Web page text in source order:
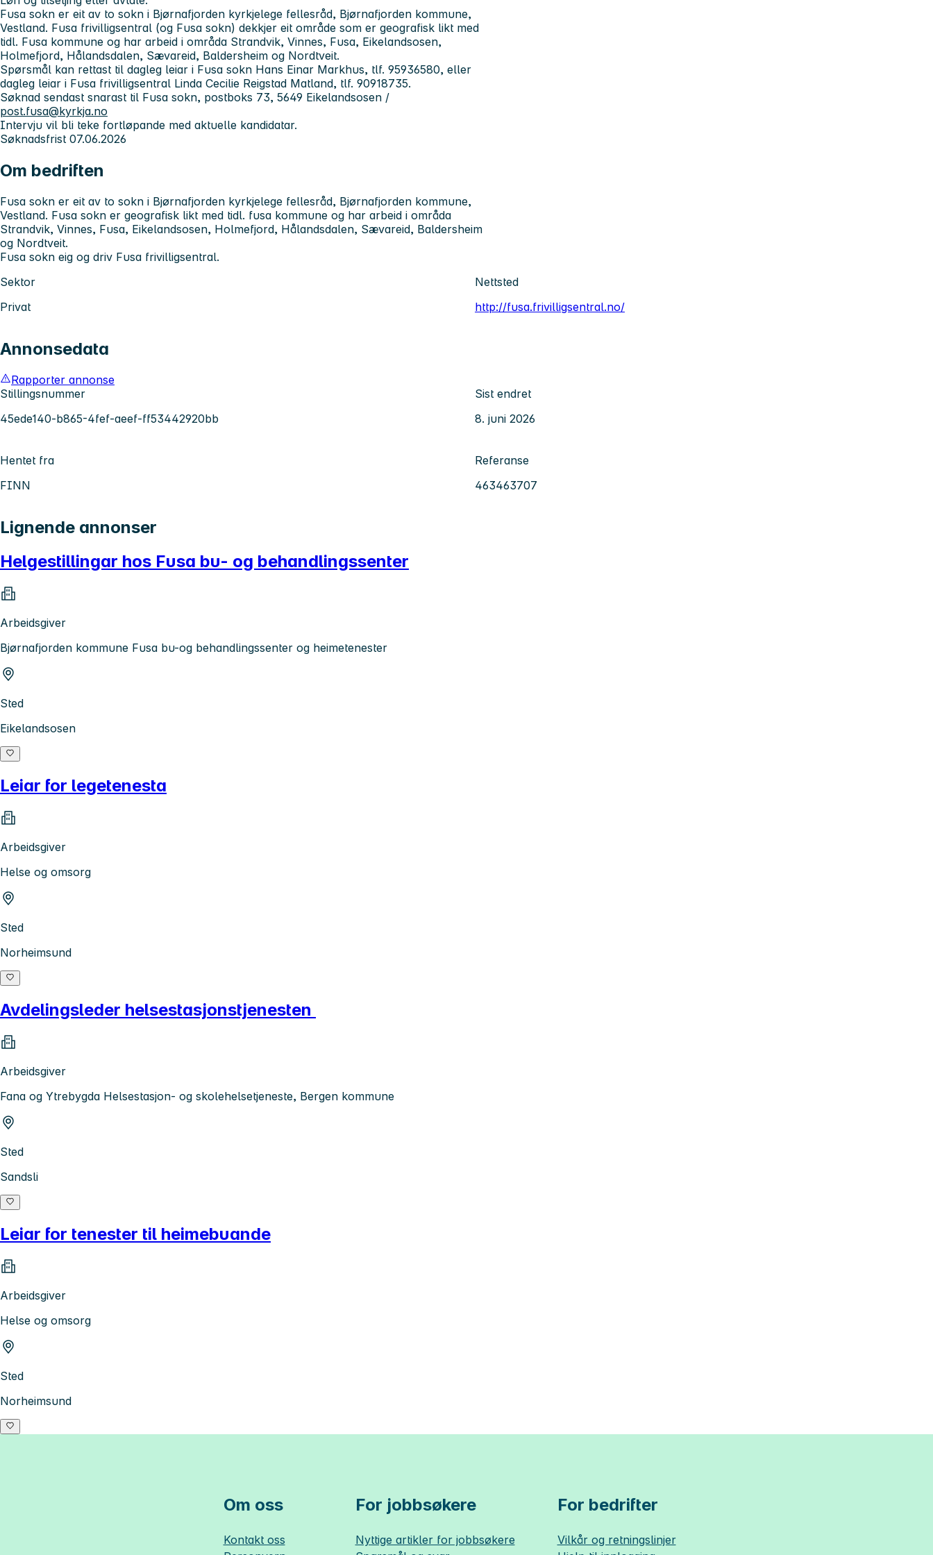
Fusa sokn er eit av to sokn i Bjørnafjorden kyrkjelege fellesråd, Bjørnafjorden kommune,
Vestland. Fusa frivilligsentral (og Fusa sokn) dekkjer eit område som er geografisk likt med
tidl. Fusa kommune og har arbeid i områda Strandvik, Vinnes, Fusa, Eikelandsosen,
Holmefjord, Hålandsdalen, Sævareid, Baldersheim og Nordtveit.
Spørsmål kan rettast til dagleg leiar i Fusa sokn Hans Einar Markhus, tlf. 95936580, eller
dagleg leiar i Fusa frivilligsentral Linda Cecilie Reigstad Matland, tlf. 90918735.
Søknad sendast snarast til Fusa sokn, postboks 73, 5649 Eikelandsosen /
post.fusa@kyrkja.no
Intervju vil bli teke fortløpande med aktuelle kandidatar.
Søknadsfrist 07.06.2026
Om bedriften
Fusa sokn er eit av to sokn i Bjørnafjorden kyrkjelege fellesråd, Bjørnafjorden kommune,
Vestland. Fusa sokn er geografisk likt med tidl. fusa kommune og har arbeid i områda
Strandvik, Vinnes, Fusa, Eikelandsosen, Holmefjord, Hålandsdalen, Sævareid, Baldersheim
og Nordtveit.
Fusa sokn eig og driv Fusa frivilligsentral.
Sektor
Privat
Nettsted
http://fusa.frivilligsentral.no/
Annonsedata
Rapporter annonse
Stillingsnummer
45ede140-b865-4fef-aeef-ff53442920bb
Sist endret
8. juni 2026
Hentet fra
FINN
Referanse
463463707
Lignende annonser
Helgestillingar hos Fusa bu- og behandlingssenter
Arbeidsgiver
Bjørnafjorden kommune Fusa bu-og behandlingssenter og heimetenester
Sted
Eikelandsosen
Leiar for legetenesta
Arbeidsgiver
Helse og omsorg
Sted
Norheimsund
Avdelingsleder helsestasjonstjenesten
Arbeidsgiver
Fana og Ytrebygda Helsestasjon- og skolehelsetjeneste, Bergen kommune
Sted
Sandsli
Leiar for tenester til heimebuande
Arbeidsgiver
Helse og omsorg
Sted
Norheimsund
Om oss
Kontakt oss
For jobbsøkere
Nyttige artikler for jobbsøkere
For bedrifter
Vilkår og retningslinjer